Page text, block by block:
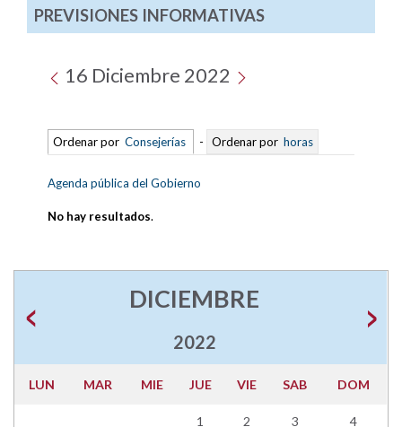
PREVISIONES INFORMATIVAS
16 Diciembre 2022
Ordenar por Consejerías - Ordenar por horas
Agenda pública del Gobierno
No hay resultados.
DICIEMBRE
2022
LUN MAR MIE JUE VIE SAB DOM
1 2 3 4